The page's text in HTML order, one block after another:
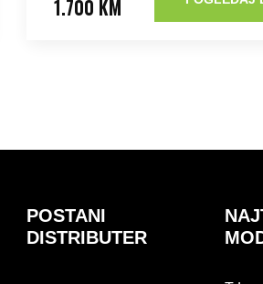
1.700 KM
POSTANI
DISTRIBUTER